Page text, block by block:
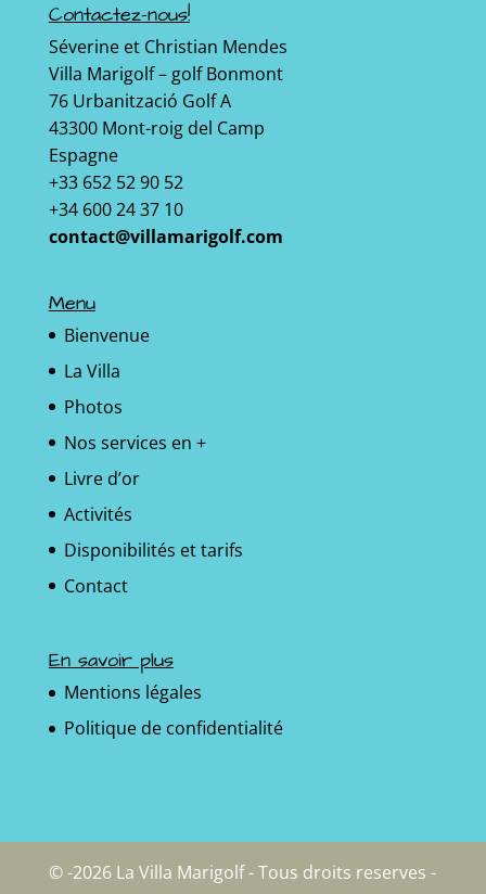
Contactez-nous!
Séverine et Christian Mendes
Villa Marigolf – golf Bonmont
76 Urbanització Golf A
43300 Mont-roig del Camp
Espagne
+33 652 52 90 52
+34 600 24 37 10
contact@villamarigolf.com
Menu
Bienvenue
La Villa
Photos
Nos services en +
Livre d’or
Activités
Disponibilités et tarifs
Contact
En savoir plus
Mentions légales
Politique de confidentialité
© -2026 La Villa Marigolf - Tous droits reserves -